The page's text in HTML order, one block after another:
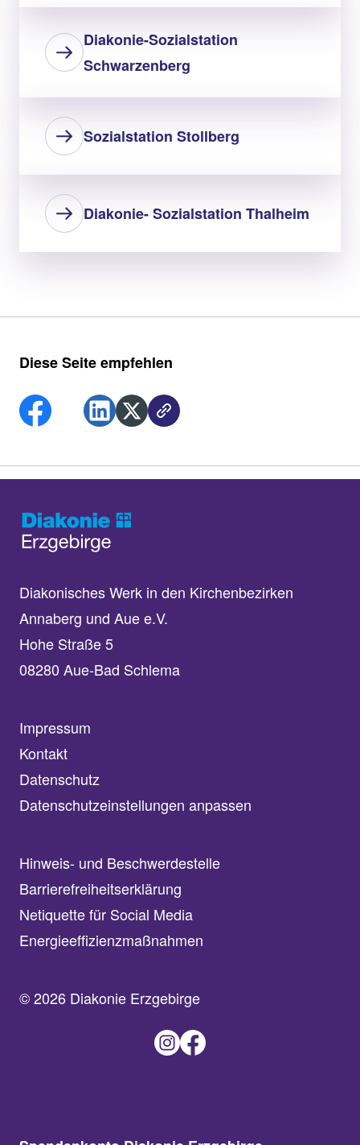
Diakonie-Sozialstation
Schwarzenberg
Sozialstation Stollberg
Diakonie- Sozialstation Thalheim
Diese Seite empfehlen
Diakonisches Werk in den Kirchenbezirken
Annaberg und Aue e.V.
Hohe Straße 5
08280 Aue-Bad Schlema
Impressum
Kontakt
Datenschutz
Datenschutzeinstellungen anpassen
Hinweis- und Beschwerdestelle
Barrierefreiheitserklärung
Netiquette für Social Media
Energieeffizienzmaßnahmen
© 2026 Diakonie Erzgebirge